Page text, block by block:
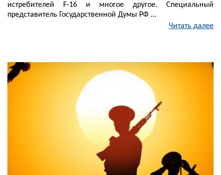
истребителей F-16 и многое другое. Специальный
представитель Государственной Думы РФ ...
Читать далее